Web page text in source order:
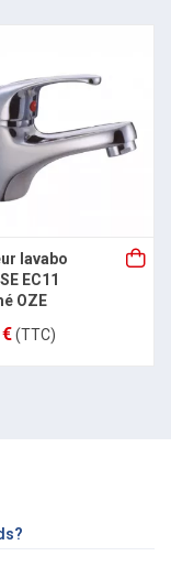
lavabo
EC11
OZE
(TTC)